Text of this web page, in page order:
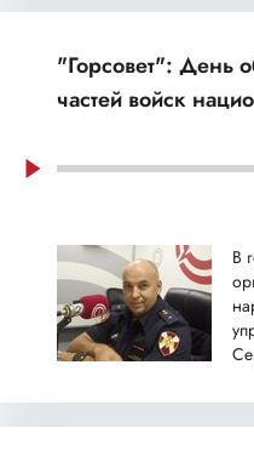
"Горсовет": День
частей войск
В